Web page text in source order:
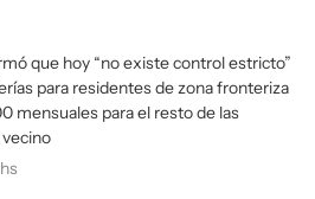
que hoy “no existe control estricto”
para residentes de zona fronteriza
mensuales para el resto de las